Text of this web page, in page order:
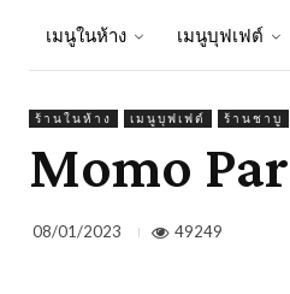
เมนูในห้าง เมนูบุฟเฟต์
ร้านในห้าง เมนูบุฟเฟต์ ร้านชาบู
Momo
08/01/2023 49249